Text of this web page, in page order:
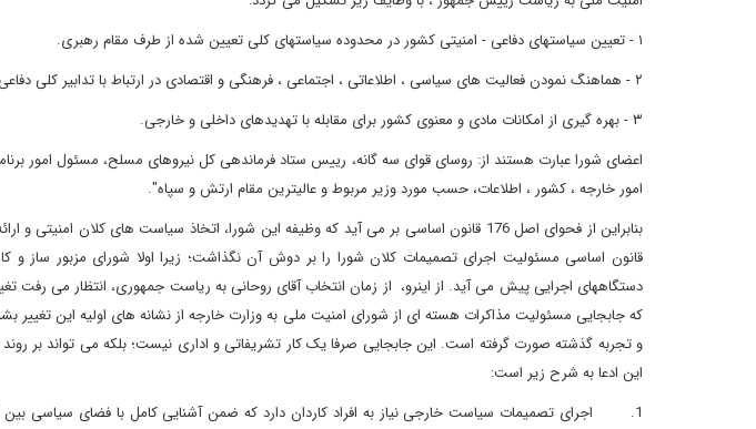
۱-تعیین سیاستهای دفاعی - امنیتی کشور در محدوده سیاستهای کلی تعیین شده از طرف مقام رهبری.
۲- هماهنگ نمودن فعالیت های سیاسی ، اطلاعاتی ، اجتماعی ، فرهنگی و اقتصادی در ارتباط با تدابیر کلی
۳-بهره گیری از امکانات مادی و معنوی کشور برای مقابله با تهدیدهای داخلی و خارجی.
اعضای شورا عبارت هستند از: روسای قوای سه گانه، رییس ستاد فرماندهی کل نیروهای مسلح، مسئول امور
امور خارجه ، کشور ، اطلاعات، حسب مورد وزیر مربوط و عالیترین مقام ارتش و سپاه."
بنابراین از فحوای اصل 176 قانون اساسی بر می آید که وظیفه این شورا، اتخاذ سیاست های کلان
قانون اساسی مسئولیت اجرای تصمیمات کلان شورا را بر دوش آن نگذاشت؛ زیرا اولا شورای مزبور ساز و
دستگاههای اجرایی پیش می آید. از اینرو، از زمان انتخاب آقای روحانی به ریاست جمهوری، انتظار می رفت
که جابجایی مسئولیت مذاکرات هسته ای از شورای امنیت ملی به وزارت خارجه از نشانه های اولیه این تغییر
و تجربه گذشته صورت گرفته است. این جابجایی صرفا یک کار تشریفاتی و اداری نیست؛ بلکه می تواند بر
این ادعا به شرح زیر است:
1. اجرای تصمیمات سیاست خارجی نیاز به افراد کاردان دارد که ضمن آشنایی کامل با فضای سیاسی بین